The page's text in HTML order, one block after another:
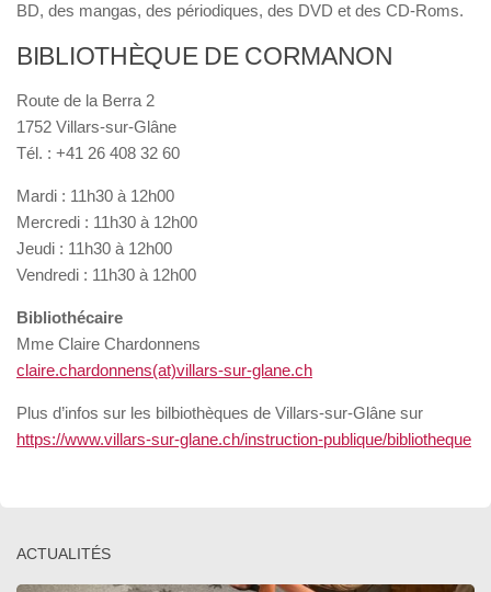
BD, des mangas, des périodiques, des DVD et des CD-Roms.
BIBLIOTHÈQUE DE CORMANON
Route de la Berra 2
1752 Villars-sur-Glâne
Tél. : +41 26 408 32 60
Mardi : 11h30 à 12h00
Mercredi : 11h30 à 12h00
Jeudi : 11h30 à 12h00
Vendredi : 11h30 à 12h00
Bibliothécaire
Mme Claire Chardonnens
claire.chardonnens(at)villars-sur-glane.ch
Plus d’infos sur les bilbiothèques de Villars-sur-Glâne sur
https://www.villars-sur-glane.ch/instruction-publique/bibliotheque
ACTUALITÉS